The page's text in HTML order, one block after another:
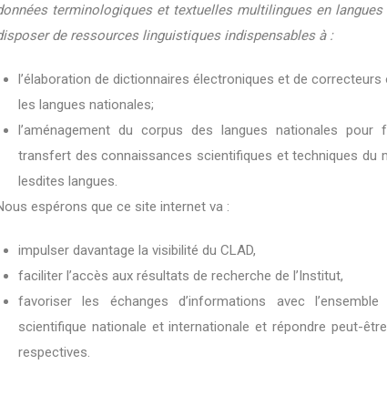
terminologiques et textuelles multilingues en
de ressources linguistiques indispensables à :
l’élaboration de dictionnaires électroniques et de
les langues nationales;
l’aménagement du corpus des langues nationales pour
transfert des connaissances scientifiques et techniques du
lesdites langues.
espérons que ce site internet va :
impulser davantage la visibilité du CLAD,
faciliter l’accès aux résultats de recherche de l’Institut,
favoriser les échanges d’informations avec
scientifique nationale et internationale et répondre peut-
respectives.